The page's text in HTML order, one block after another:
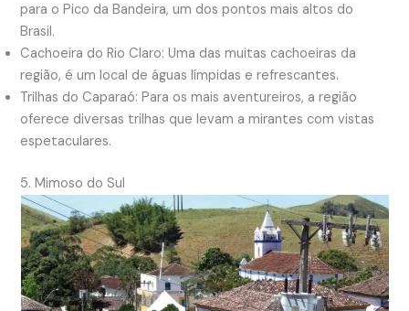
para o Pico da Bandeira, um dos pontos mais altos do
Brasil.
Cachoeira do Rio Claro: Uma das muitas cachoeiras da
região, é um local de águas límpidas e refrescantes.
Trilhas do Caparaó: Para os mais aventureiros, a região
oferece diversas trilhas que levam a mirantes com vistas
espetaculares.
5. Mimoso do Sul